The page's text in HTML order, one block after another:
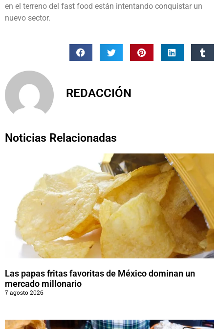
en el terreno del fast food están intentando conquistar un
nuevo sector.
REDACCIÓN
Noticias Relacionadas
Las papas fritas favoritas de México dominan un
mercado millonario
7 agosto 2026